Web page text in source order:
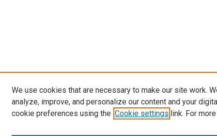
We use cookies that are necessary to make our site work.
analyze, improve, and personalize our content and your
cookie preferences using the Cookie settings link. For